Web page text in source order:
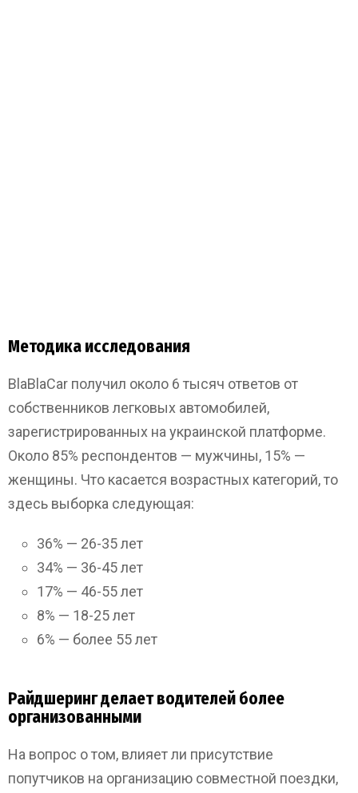
Методика исследования
BlaBlaCar получил около 6 тысяч ответов от
собственников легковых автомобилей,
зарегистрированных на украинской платформе.
Около 85% респондентов — мужчины, 15% —
женщины. Что касается возрастных категорий, то
здесь выборка следующая:
36% — 26-35 лет
34% — 36-45 лет
17% — 46-55 лет
8% — 18-25 лет
6% — более 55 лет
Райдшеринг делает водителей более
организованными
На вопрос о том, влияет ли присутствие
попутчиков на организацию совместной поездки,